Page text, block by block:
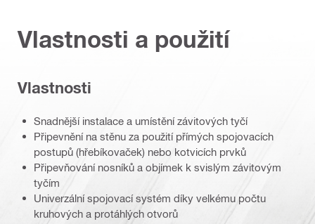
Vlastnosti a použití
Vlastnosti
Snadnější instalace a umístění závitových tyčí
Připevnění na stěnu za použití přímých spojovacích
postupů (hřebíkovaček) nebo kotvicích prvků
Připevňování nosníků a objímek k svislým závitovým
tyčím
Univerzální spojovací systém díky velkému počtu
kruhových a protáhlých otvorů